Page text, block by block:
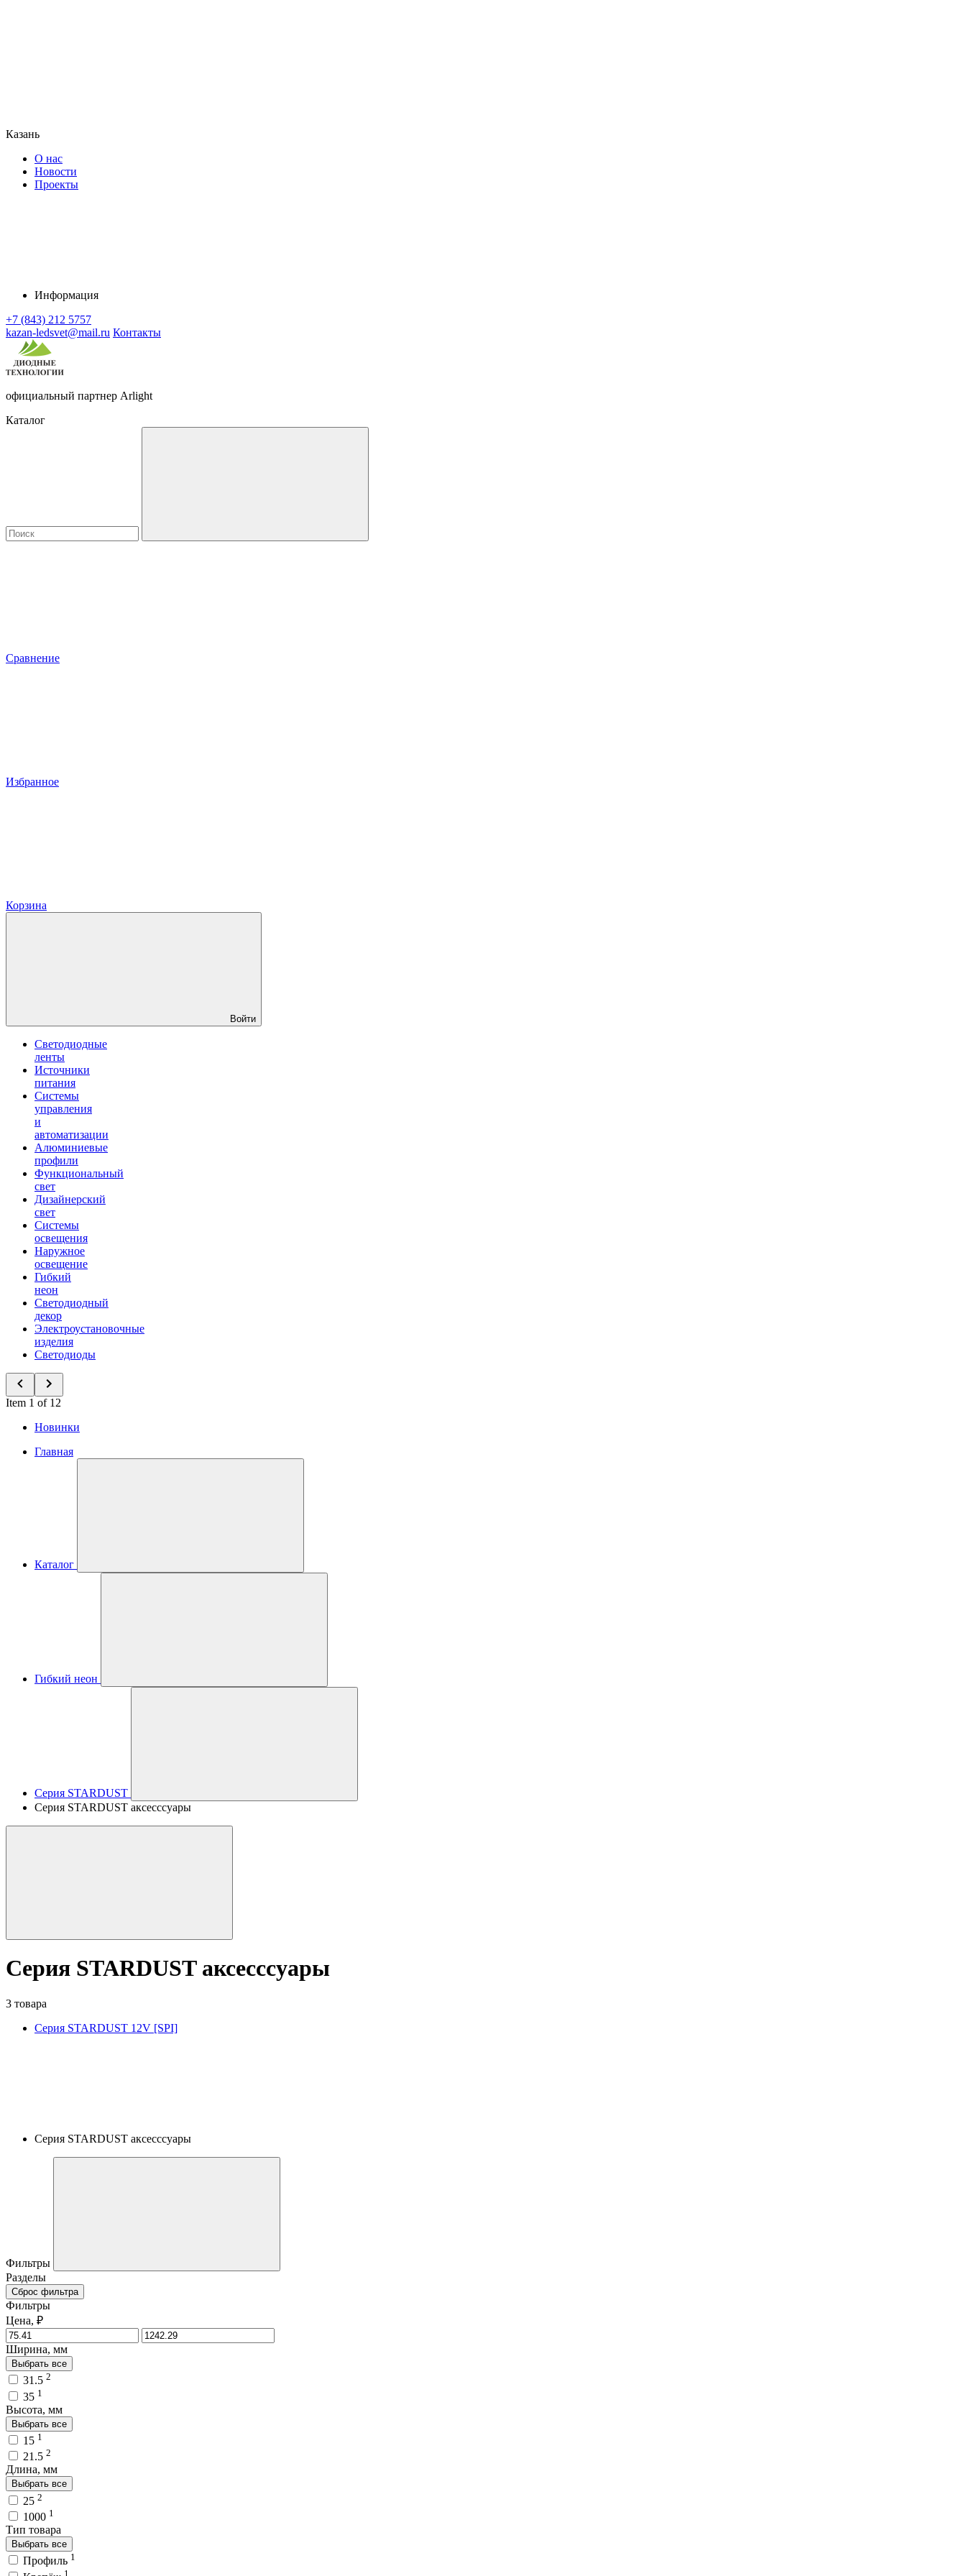
Казань
О нас
Новости
Проекты
Информация
+7 (843) 212 5757
kazan-ledsvet@mail.ru Контакты
официальный партнер Arlight
Каталог
Сравнение
Избранное
Корзина
Войти
Светодиодные
ленты
Источники
питания
Системы
управления
и
автоматизации
Алюминиевые
профили
Функциональный
свет
Дизайнерский
свет
Системы
освещения
Наружное
освещение
Гибкий
неон
Светодиодный
декор
Электроустановочные
изделия
Светодиоды
Item 1 of 12
Новинки
Главная
Каталог
Гибкий неон
Серия STARDUST
Серия STARDUST аксесссуары
Серия STARDUST аксесссуары
3 товара
Серия STARDUST 12V [SPI]
Серия STARDUST аксесссуары
Фильтры
Разделы
Сброс фильтра
Фильтры
Цена, ₽
Ширина, мм
Выбрать все
31.5 2
35 1
Высота, мм
Выбрать все
15 1
21.5 2
Длина, мм
Выбрать все
25 2
1000 1
Тип товара
Выбрать все
Профиль 1
1